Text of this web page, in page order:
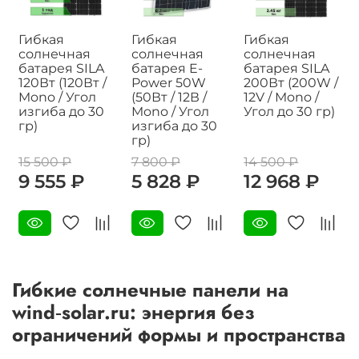
Гибкая
солнечная
батарея SILA
120Вт (120Вт /
Mono / Угол
изгиба до 30
гр)
15 500 ₽
9 555 ₽
Гибкая
солнечная
батарея E-
Power 50W
(50Вт / 12В /
Mono / Угол
изгиба до 30
гр)
7 800 ₽
5 828 ₽
Гибкая
солнечная
батарея SILA
200Вт (200W /
12V / Mono /
Угол до 30 гр)
14 500 ₽
12 968 ₽
Гибкие солнечные панели на
wind‑solar.ru: энергия без
ограничений формы и пространства